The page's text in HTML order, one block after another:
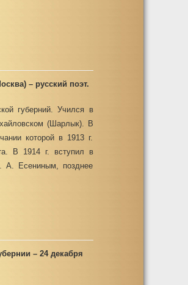
– русский поэт.
губерний. Учился в
(Шарлык). В
которой в 1913 г.
В 1914 г. вступил в
А. Есениным, позднее
– 24 декабря